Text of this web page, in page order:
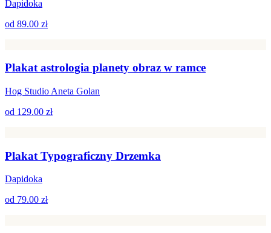
Dapidoka
od 89.00 zł
Plakat astrologia planety obraz w ramce
Hog Studio Aneta Golan
od 129.00 zł
Plakat Typograficzny Drzemka
Dapidoka
od 79.00 zł